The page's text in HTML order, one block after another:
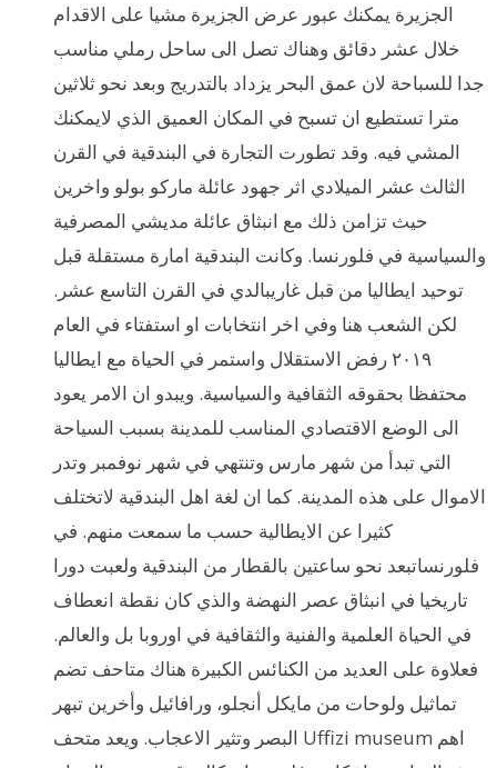
الجزيرة يمكنك عبور عرض الجزيرة مشيا على الاقدام
خلال عشر دقائق وهناك تصل الى ساحل رملي مناسب
جدا للسباحة لان عمق البحر يزداد بالتدريج وبعد نحو ثلاثين
مترا تستطيع ان تسبح في المكان العميق الذي لايمكنك
المشي فيه. وقد تطورت التجارة في البندقية في القرن
الثالث عشر الميلادي اثر جهود عائلة ماركو بولو واخرين
حيث تزامن ذلك مع انبثاق عائلة مديشي المصرفية
والسياسية في فلورنسا. وكانت البندقية امارة مستقلة قبل
توحيد ايطاليا من قبل غاريبالدي في القرن التاسع عشر.
لكن الشعب هنا وفي اخر انتخابات او استفتاء في العام
٢٠١٩ رفض الاستقلال واستمر في الحياة مع ايطاليا
محتفظا بحقوقه الثقافية والسياسية. ويبدو ان الامر يعود
الى الوضع الاقتصادي المناسب للمدينة بسبب السياحة
التي تبدأ من شهر مارس وتنتهي في شهر نوفمبر وتدر
الاموال على هذه المدينة. كما ان لغة اهل البندقية لاتختلف
كثيرا عن الايطالية حسب ما سمعت منهم. في
فلورنساتبعد نحو ساعتين بالقطار من البندقية ولعبت دورا
تاريخيا في انبثاق عصر النهضة والذي كان نقطة انعطاف
في الحياة العلمية والفنية والثقافية في اوروبا بل والعالم.
فعلاوة على العديد من الكنائس الكبيرة هناك متاحف تضم
تماثيل ولوحات من مايكل أنجلو، ورافائيل وأخرين تبهر
البصر وتثير الاعجاب. ويعد متحف Uffizi museum اهم